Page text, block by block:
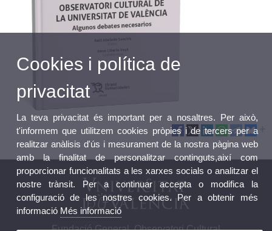
Fundació General. Observatori Cultural
Cookies i política de
privacitat
La teva privacitat és important per a nosaltres. Per això,
t'informem que utilitzem cookies pròpies i de tercers per a
realitzar anàlisis d'ús i mesurament de la nostra pàgina web
amb la finalitat de personalitzar continguts,així com
proporcionar funcionalitats a les xarxes socials o analitzar el
nostre trànsit. Per a continuar accepta o modifica la
configuració de les nostres cookies. Per a obtenir més
informació Més informació